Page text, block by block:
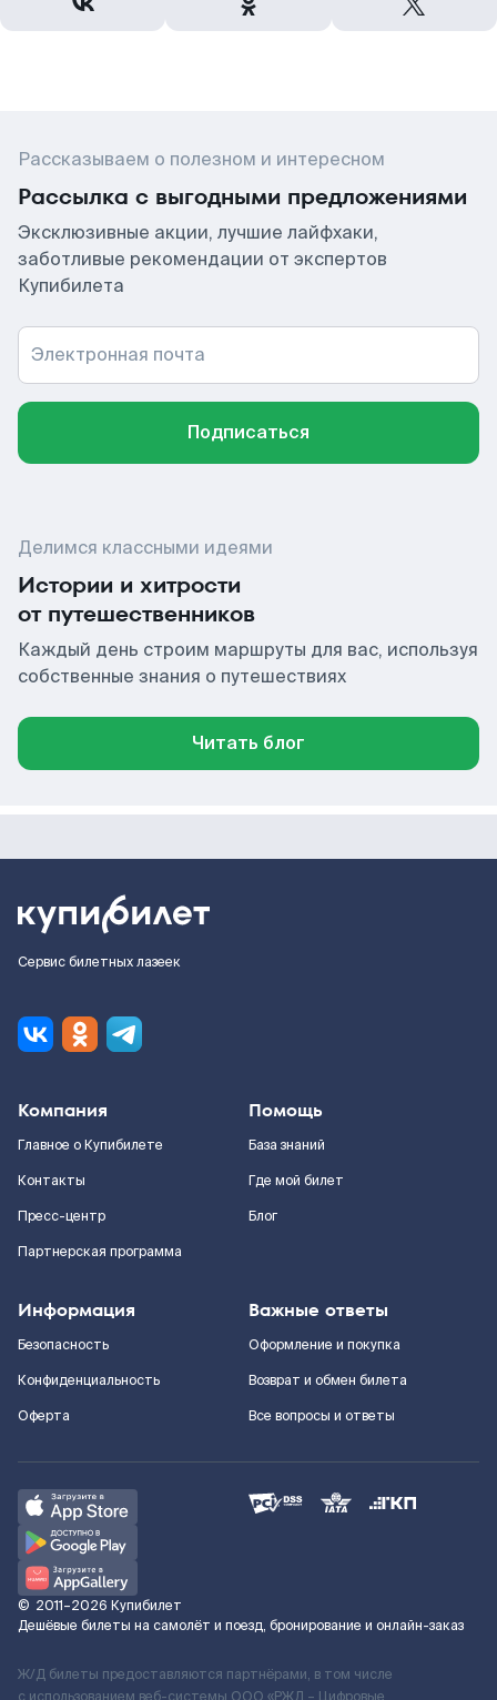
Рассказываем о полезном и интересном
Рассылка с выгодными предложениями
Эксклюзивные акции, лучшие лайфхаки,
заботливые рекомендации от экспертов
Купибилета
Электронная почта
Подписаться
Делимся классными идеями
Истории и хитрости
от путешественников
Каждый день строим маршруты для вас, используя
собственные знания о путешествиях
Читать блог
Сервис билетных лазеек
Компания
Главное о Купибилете
Контакты
Пресс-центр
Партнерская программа
Помощь
База знаний
Где мой билет
Блог
Информация
Безопасность
Конфиденциальность
Оферта
Важные ответы
Оформление и покупка
Возврат и обмен билета
Все вопросы и ответы
© 2011–2026 Купибилет
Дешёвые билеты на самолёт и поезд, бронирование и онлайн-заказ
Ж/Д билеты предоставляются партнёрами, в том числе